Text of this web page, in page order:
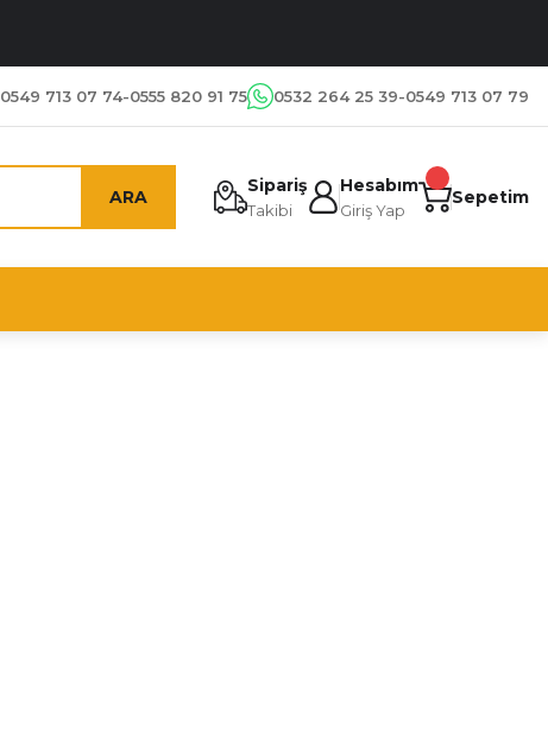
0549 713 07 74-0555 820 91 75 0532 264 25 39-0549 713 07 79
ARA
Sipariş
Takibi
Hesabım
Giriş Yap
Sepetim